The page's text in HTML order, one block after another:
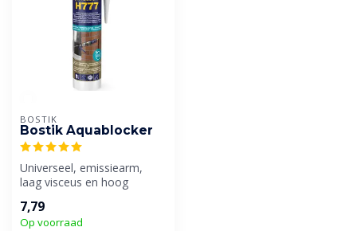
BOSTIK
Bostik Aquablocker
Universeel, emissiearm,
laag visceus en hoog
geschik...
7,79
Op voorraad